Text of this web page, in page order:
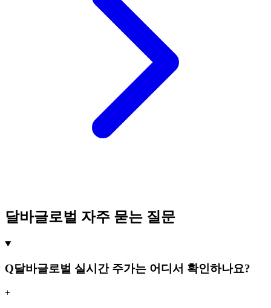
달바글로벌 자주 묻는 질문
Q달바글로벌 실시간 주가는 어디서 확인하나요?
+